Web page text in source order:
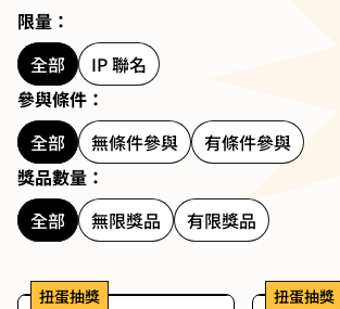
限量：
全部
IP 聯名
參與條件：
全部
無條件參與
有條件參與
獎品數量：
全部
無限獎品 有限獎品
扭蛋抽獎
扭蛋抽獎